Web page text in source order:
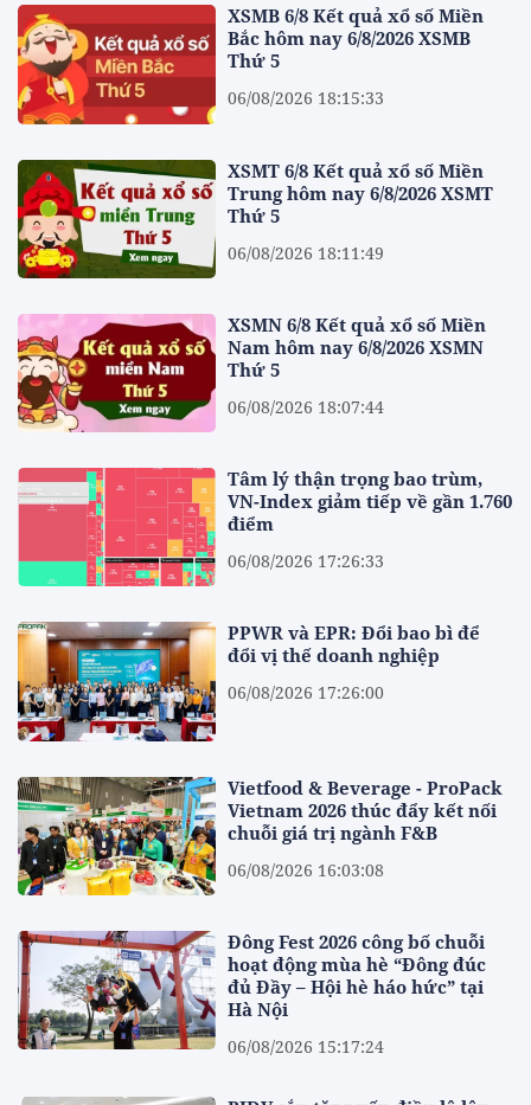
XSMB 6/8 Kết quả xổ số Miền
Bắc hôm nay 6/8/2026 XSMB
Thứ 5
06/08/2026 18:15:33
XSMT 6/8 Kết quả xổ số Miền
Trung hôm nay 6/8/2026 XSMT
Thứ 5
06/08/2026 18:11:49
XSMN 6/8 Kết quả xổ số Miền
Nam hôm nay 6/8/2026 XSMN
Thứ 5
06/08/2026 18:07:44
Tâm lý thận trọng bao trùm,
VN-Index giảm tiếp về gần 1.760
điểm
06/08/2026 17:26:33
PPWR và EPR: Đổi bao bì để
đổi vị thế doanh nghiệp
06/08/2026 17:26:00
Vietfood & Beverage - ProPack
Vietnam 2026 thúc đẩy kết nối
chuỗi giá trị ngành F&B
06/08/2026 16:03:08
Đông Fest 2026 công bố chuỗi
hoạt động mùa hè “Đông đúc
đủ Đầy – Hội hè háo hức” tại
Hà Nội
06/08/2026 15:17:24